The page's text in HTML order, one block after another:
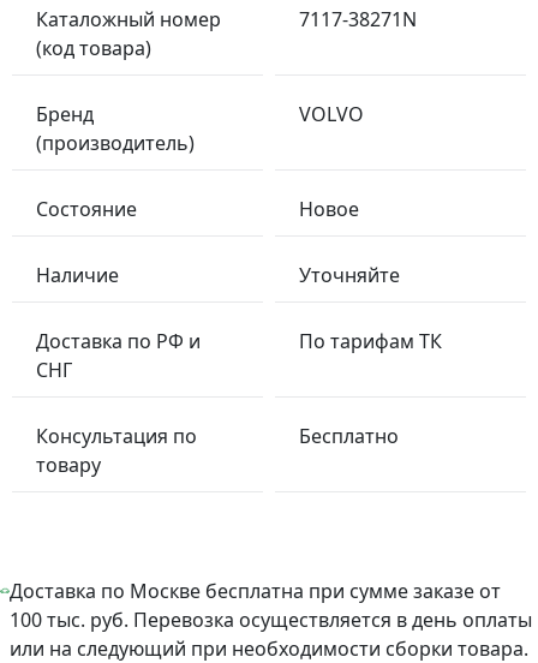
Каталожный номер
(код товара)
7117-38271N
Бренд
(производитель)
VOLVO
Состояние Новое
Наличие Уточняйте
Доставка по РФ и
СНГ
По тарифам ТК
Консультация по
товару
Бесплатно
Доставка по Москве бесплатна при сумме заказе от
100 тыс. руб. Перевозка осуществляется в день оплаты
или на следующий при необходимости сборки товара.